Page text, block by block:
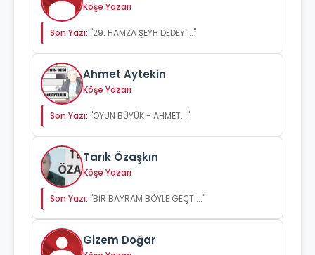
Köşe Yazarı
Son Yazı: "29. HAMZA ŞEYH DEDEYİ..."
Ahmet Aytekin
Köşe Yazarı
Son Yazı: "OYUN BÜYÜK - AHMET..."
Tarık Özaşkın
Köşe Yazarı
Son Yazı: "BİR BAYRAM BÖYLE GEÇTİ..."
Gizem Doğar